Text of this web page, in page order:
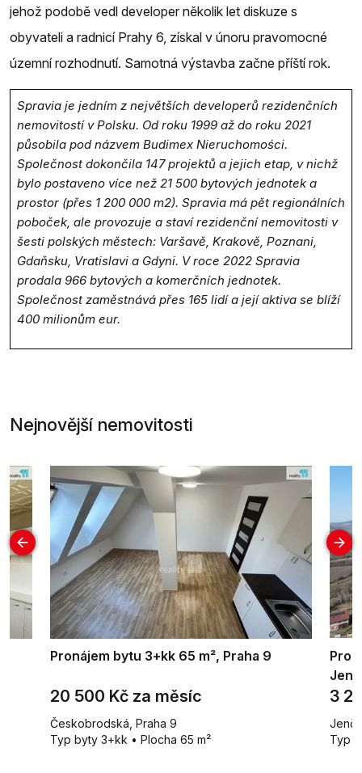
jehož podobě vedl developer několik let diskuze s
obyvateli a radnicí Prahy 6, získal v únoru pravomocné
územní rozhodnutí. Samotná výstavba začne příští rok.
Spravia je jedním z největších developerů rezidenčních
nemovitostí v Polsku. Od roku 1999 až do roku 2021
působila pod názvem Budimex Nieruchomości.
Společnost dokončila 147 projektů a jejich etap, v nichž
bylo postaveno více než 21 500 bytových jednotek a
prostor (přes 1 200 000 m2). Spravia má pět regionálních
poboček, ale provozuje a staví rezidenční nemovitosti v
šesti polských městech: Varšavě, Krakově, Poznani,
Gdaňsku, Vratislavi a Gdyni. V roce 2022 Spravia
prodala 966 bytových a komerčních jednotek.
Společnost zaměstnává přes 165 lidí a její aktiva se blíží
400 milionům eur.
Nejnovější nemovitosti
Pronájem bytu 3+kk 65 m², Praha 9
20 500 Kč za měsíc
Českobrodská, Praha 9
Typ byty 3+kk • Plocha 65 m²
3
Typ